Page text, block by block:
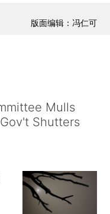
版面编辑：冯仁可
Mulls
Shutters